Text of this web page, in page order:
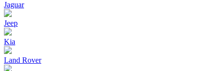
Jaguar
Jeep
Kia
Land Rover